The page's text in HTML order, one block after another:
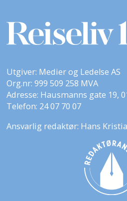
Utgiver: Medier og Ledelse AS
Org.nr: 999 509 258 MVA
Adresse: Hausmanns gate 19,
Telefon: 24 07 70 07
Ansvarlig redaktør: Hans